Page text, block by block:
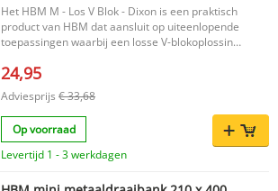
Het HBM M - Los V Blok - Dixon is een praktisch
product van HBM dat aansluit op uiteenlopende
toepassingen waarbij een losse V-blokoplossing
productbenaming en betrouwbare HBM-kwaliteit
naar een los V blok binnen het assortiment van
Dixon. Belangrijkste voordelen Praktisch los V-
blok voor diverse toepassingen Onderdeel van
het HBM-assortiment Duidelijk identificeerbaar
dankzij EAN-code 7435124991904
24,95
Adviesprijs € 33,68
Op voorraad
Levertijd 1 - 3 werkdagen